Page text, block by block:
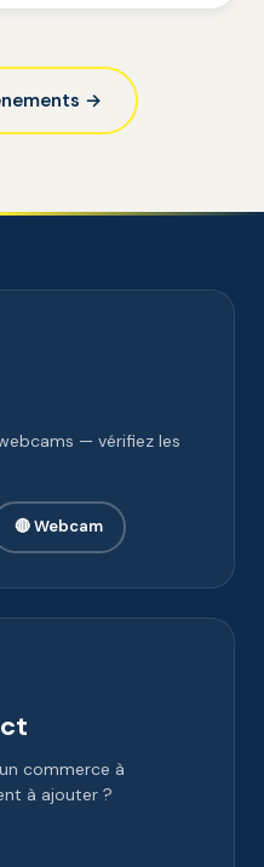
→
— vérifiez les
🔴 Webcam
commerce à
à ajouter ?